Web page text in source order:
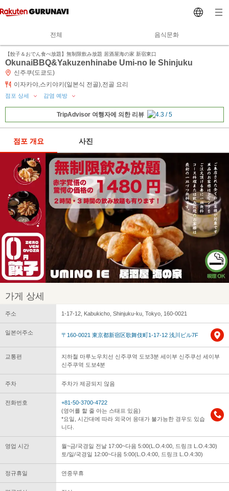
전체 음식문화
【餃子＆おでん食べ放題】無制限飲み放題 居酒屋海の家 新宿東口
OkunaiBBQ&Yakuzenhinabe Umi-no Ie Shinjuku
신주쿠(도쿄도)
이자카야,스키야키(일본식 전골),전골 요리
점포 상세 감염 예방
TripAdvisor 여행자에 의한 리뷰
점포 개요 사진
가게 상세
주소 1-17-12, Kabukicho, Shinjuku-ku, Tokyo, 160-0021
일본어주소 〒160-0021 東京都新宿区歌舞伎町1-17-12 浅川ビル7F
교통편
지하철 마루노우치선 신주쿠역 도보3분 세이부 신주쿠선 세이부
신주쿠역 도보4분
주차 주차가 제공되지 않음
전화번호
+81-50-3700-4722
(영어를 할 줄 아는 스태프 있음)
*요일, 시간대에 따라 외국어 응대가 불가능한 경우도 있습
니다.
영업 시간
월~금/국경일 전날 17:00~다음 5:00(L.O.4:00, 드링크 L.O.4:30)
토/일/국경일 12:00~다음 5:00(L.O.4:00, 드링크 L.O.4:30)
정규휴일 연중무휴